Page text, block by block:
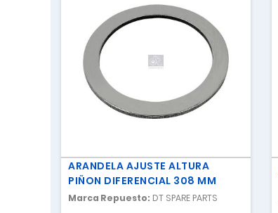
ARANDELA AJUSTE ALTURA
PIÑON DIFERENCIAL 308 MM
Marca Repuesto: DT SPARE PARTS